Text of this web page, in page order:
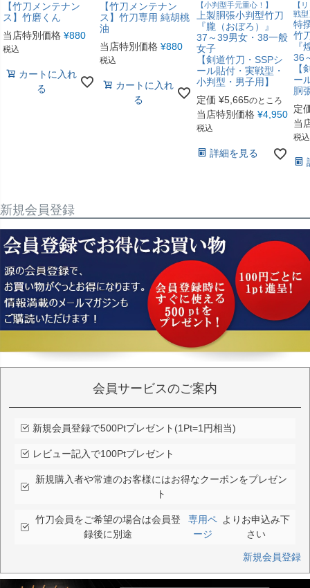
【竹刀メンテナン
ス】竹磨くん
当店特別価格 ¥880
税込
カートに入れ
る
【竹刀メンテナン
ス】竹刀専用 純胡桃
油
当店特別価格 ¥880
税込
カートに入れ
る
【小判型手元重心！】
上製胴張小判型竹刀
『朧（おぼろ）』
37～39男女・38一般
女子
【剣道竹刀・SSPシ
ール貼付・実戦型・
小判型・男子用】
定価 ¥5,665のところ
当店特別価格 ¥4,950
税込
詳細を見る
【
戦型
特
竹
『
36
【
ー
胴
定
当
税込
新規会員登録
会員サービスのご案内
新規会員登録で500Ptプレゼント(1Pt=1円相当)
レビュー記入で100Ptプレゼント
新規購入者や常連のお客様にはお得なクーポンをプレゼン
ト
竹刀会員をご希望の場合は会員登
録後に別途
専用ペ
ージ
よりお申込み下
さい
新規会員登録